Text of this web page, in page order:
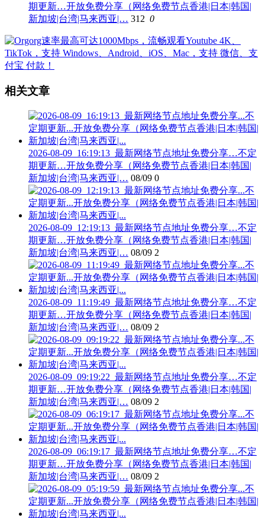
期更新…开放免费分享（网络免费节点香港|日本|韩国|
新加坡|台湾|马来西亚|… 312 0
相关文章
2026-08-09_16:19:13_最新网络节点地址免费分享…不定
期更新…开放免费分享（网络免费节点香港|日本|韩国|
新加坡|台湾|马来西亚|… 08/09 0
2026-08-09_12:19:13_最新网络节点地址免费分享…不定
期更新…开放免费分享（网络免费节点香港|日本|韩国|
新加坡|台湾|马来西亚|… 08/09 2
2026-08-09_11:19:49_最新网络节点地址免费分享…不定
期更新…开放免费分享（网络免费节点香港|日本|韩国|
新加坡|台湾|马来西亚|… 08/09 2
2026-08-09_09:19:22_最新网络节点地址免费分享…不定
期更新…开放免费分享（网络免费节点香港|日本|韩国|
新加坡|台湾|马来西亚|… 08/09 2
2026-08-09_06:19:17_最新网络节点地址免费分享…不定
期更新…开放免费分享（网络免费节点香港|日本|韩国|
新加坡|台湾|马来西亚|… 08/09 2